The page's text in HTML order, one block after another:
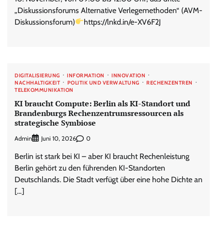
„Diskussionsforums Alternative Verlegemethoden“ (AVM-
Diskussionsforum)
https://lnkd.in/e-XV6F2J
DIGITALISIERUNG INFORMATION
INNOVATION
NACHHALTIGKEIT
POLITIK UND VERWALTUNG
RECHENZENTREN
TELEKOMMUNIKATION
KI braucht Compute: Berlin als KI-Standort und
Brandenburgs Rechenzentrumsressourcen als
strategische Symbiose
Admin Juni 10, 2026 0
Berlin ist stark bei KI – aber KI braucht Rechenleistung
Berlin gehört zu den führenden KI-Standorten
Deutschlands. Die Stadt verfügt über eine hohe Dichte an
[…]